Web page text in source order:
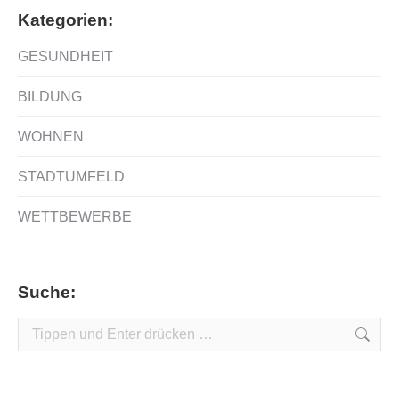
Kategorien:
GESUNDHEIT
BILDUNG
WOHNEN
STADTUMFELD
WETTBEWERBE
Suche:
Search: